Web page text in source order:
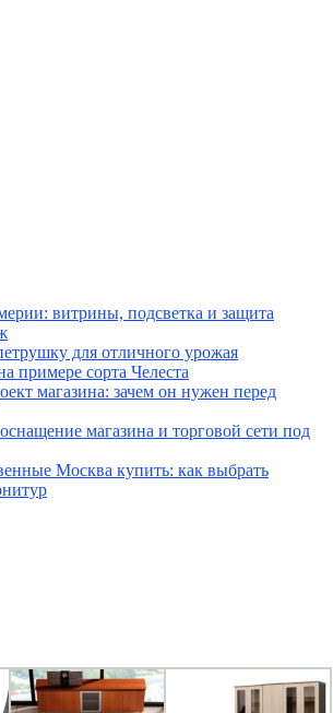
витрины, подсветка и защита
для отличного урожая
примере сорта Челеста
магазина: зачем он нужен перед
магазина и торговой сети под
Москва купить: как выбрать